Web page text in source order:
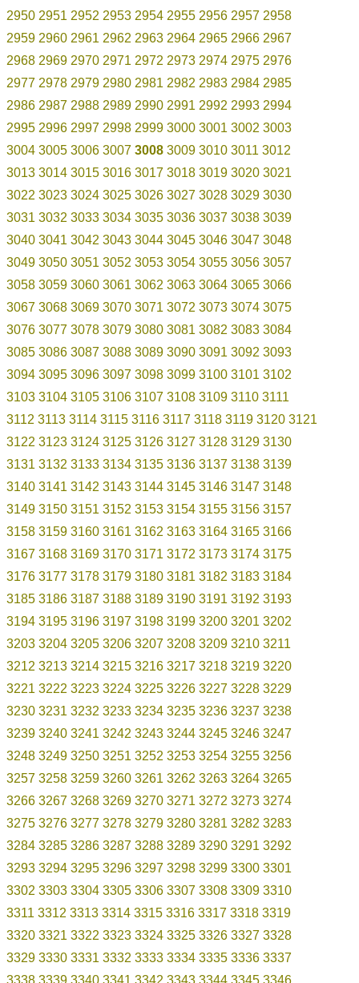
2950 2951 2952 2953 2954 2955 2956 2957 2958
2959 2960 2961 2962 2963 2964 2965 2966 2967
2968 2969 2970 2971 2972 2973 2974 2975 2976
2977 2978 2979 2980 2981 2982 2983 2984 2985
2986 2987 2988 2989 2990 2991 2992 2993 2994
2995 2996 2997 2998 2999 3000 3001 3002 3003
3004 3005 3006 3007 3008 3009 3010 3011 3012
3013 3014 3015 3016 3017 3018 3019 3020 3021
3022 3023 3024 3025 3026 3027 3028 3029 3030
3031 3032 3033 3034 3035 3036 3037 3038 3039
3040 3041 3042 3043 3044 3045 3046 3047 3048
3049 3050 3051 3052 3053 3054 3055 3056 3057
3058 3059 3060 3061 3062 3063 3064 3065 3066
3067 3068 3069 3070 3071 3072 3073 3074 3075
3076 3077 3078 3079 3080 3081 3082 3083 3084
3085 3086 3087 3088 3089 3090 3091 3092 3093
3094 3095 3096 3097 3098 3099 3100 3101 3102
3103 3104 3105 3106 3107 3108 3109 3110 3111
3112 3113 3114 3115 3116 3117 3118 3119 3120 3121
3122 3123 3124 3125 3126 3127 3128 3129 3130
3131 3132 3133 3134 3135 3136 3137 3138 3139
3140 3141 3142 3143 3144 3145 3146 3147 3148
3149 3150 3151 3152 3153 3154 3155 3156 3157
3158 3159 3160 3161 3162 3163 3164 3165 3166
3167 3168 3169 3170 3171 3172 3173 3174 3175
3176 3177 3178 3179 3180 3181 3182 3183 3184
3185 3186 3187 3188 3189 3190 3191 3192 3193
3194 3195 3196 3197 3198 3199 3200 3201 3202
3203 3204 3205 3206 3207 3208 3209 3210 3211
3212 3213 3214 3215 3216 3217 3218 3219 3220
3221 3222 3223 3224 3225 3226 3227 3228 3229
3230 3231 3232 3233 3234 3235 3236 3237 3238
3239 3240 3241 3242 3243 3244 3245 3246 3247
3248 3249 3250 3251 3252 3253 3254 3255 3256
3257 3258 3259 3260 3261 3262 3263 3264 3265
3266 3267 3268 3269 3270 3271 3272 3273 3274
3275 3276 3277 3278 3279 3280 3281 3282 3283
3284 3285 3286 3287 3288 3289 3290 3291 3292
3293 3294 3295 3296 3297 3298 3299 3300 3301
3302 3303 3304 3305 3306 3307 3308 3309 3310
3311 3312 3313 3314 3315 3316 3317 3318 3319
3320 3321 3322 3323 3324 3325 3326 3327 3328
3329 3330 3331 3332 3333 3334 3335 3336 3337
3338 3339 3340 3341 3342 3343 3344 3345 3346